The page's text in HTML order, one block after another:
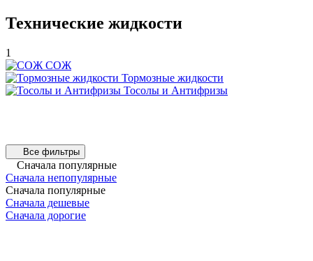
Технические жидкости
1
СОЖ
Тормозные жидкости
Тосолы и Антифризы
Все фильтры
Сначала популярные
Сначала непопулярные
Сначала популярные
Сначала дешевые
Сначала дорогие